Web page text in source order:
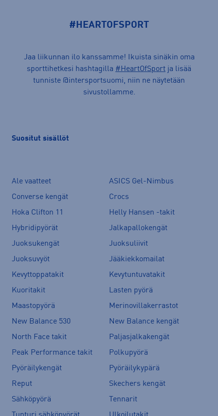
#HEARTOFSPORT
Jaa liikunnan ilo kanssamme! Ikuista sinäkin oma
sporttihetkesi hashtagilla #HeartOfSport ja lisää
tunniste @intersportsuomi, niin ne näytetään
sivustollamme.
Suositut sisällöt
Ale vaatteet
ASICS Gel-Nimbus
Converse kengät
Crocs
Hoka Clifton 11
Helly Hansen -takit
Hybridipyörät
Jalkapallokengät
Juoksukengät
Juoksuliivit
Juoksuvyöt
Jääkiekkomailat
Kevyttoppatakit
Kevytuntuvatakit
Kuoritakit
Lasten pyörä
Maastopyörä
Merinovillakerrastot
New Balance 530
New Balance kengät
North Face takit
Paljasjalkakengät
Peak Performance takit
Polkupyörä
Pyöräilykengät
Pyöräilykypärä
Reput
Skechers kengät
Sähköpyörä
Tennarit